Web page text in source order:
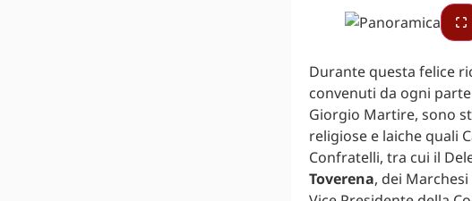
Durante questa felice
convenuti da ogni
Giorgio Martire, sono
religiose e laiche quali
Confratelli, tra cui il
Toverena, dei